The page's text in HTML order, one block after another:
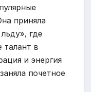
приняла
где
талант в
и энергия
почетное